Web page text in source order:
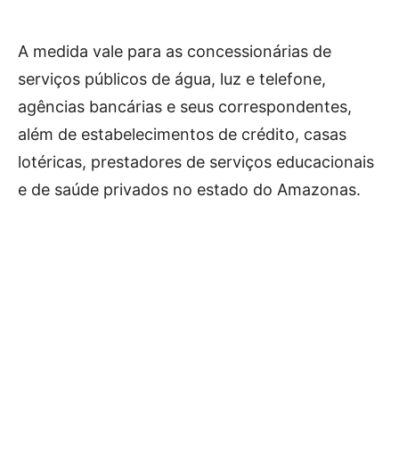
A medida vale para as concessionárias de
serviços públicos de água, luz e telefone,
agências bancárias e seus correspondentes,
além de estabelecimentos de crédito, casas
lotéricas, prestadores de serviços educacionais
e de saúde privados no estado do Amazonas.